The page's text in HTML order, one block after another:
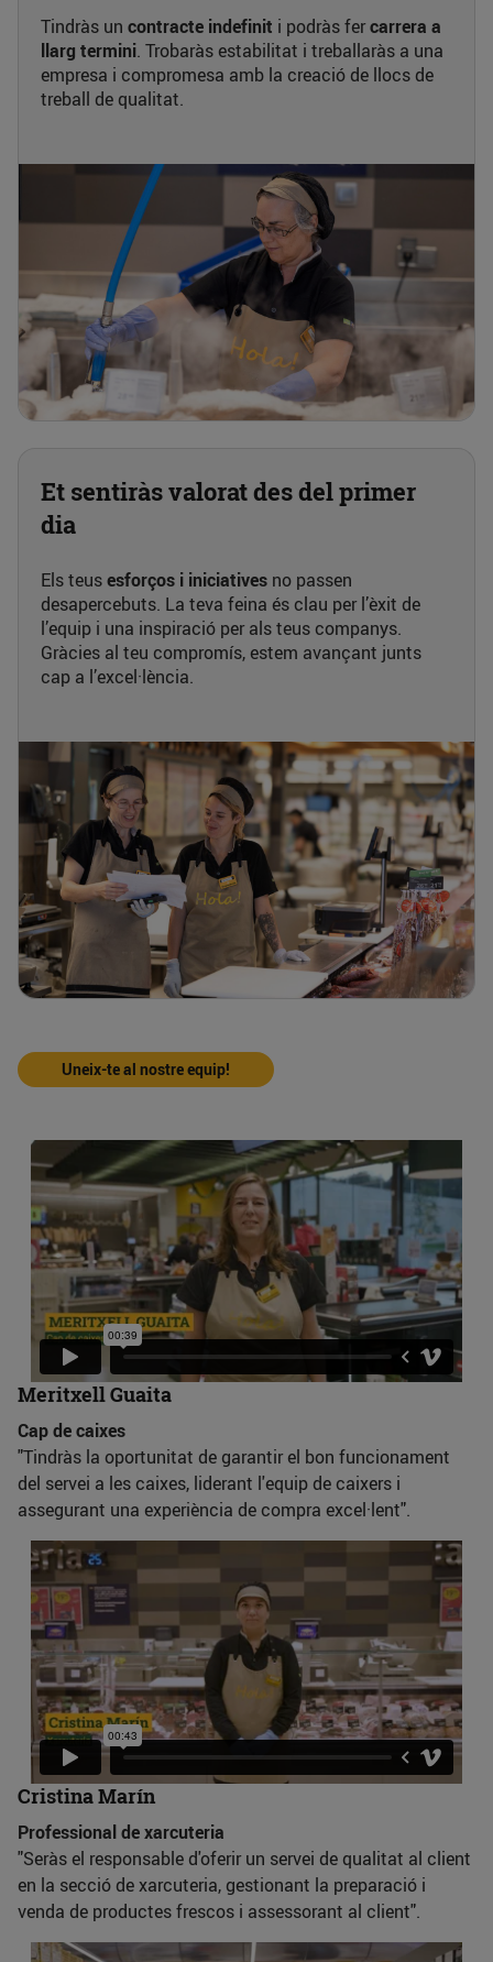
Tindràs un contracte indefinit i podràs fercarrera a
llarg termini. Trobaràs estabilitat i treballaràs a una
empresa i compromesa amb la creació de llocs de
treball de qualitat.
Et sentiràs valorat des del primer
dia
Els teusesforços i iniciatives no passen
desapercebuts. La teva feina és clau per l’èxit de
l’equip i una inspiració per als teus companys.
Gràcies al teu compromís, estem avançant junts
cap a l’excel·lència.
Uneix-te al nostre equip!
Meritxell Guaita
Cap de caixes
"Tindràs la oportunitat de garantir el bon funcionament
del servei a les caixes, liderant l'equip de caixers i
assegurant una experiència de compra excel·lent".
Cristina Marín
Professional de xarcuteria
"Seràs el responsable d'oferir un servei de qualitat al client
en la secció de xarcuteria, gestionant la preparació i
venda de productes frescos i assessorant al client".